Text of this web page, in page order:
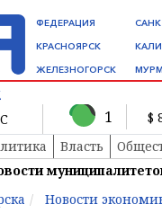
ФЕДЕРАЦИЯ
КРАСНОЯРСК
ЖЕЛЕЗНОГОРСК
1 $
Власть
Новости